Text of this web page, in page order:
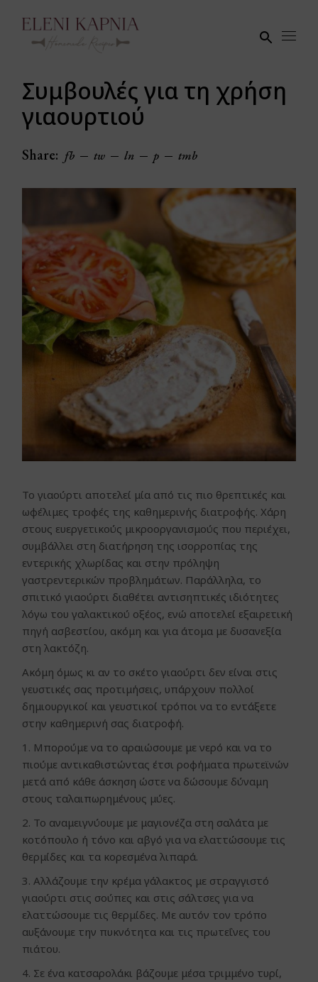
Συμβουλές για τη χρήση
γιαουρτιού
Share: fb tw ln p tmb
Το γιαούρτι αποτελεί μία από τις πιο θρεπτικές και
ωφέλιμες τροφές της καθημερινής διατροφής. Χάρη
στους ευεργετικούς μικροοργανισμούς που περιέχει,
συμβάλλει στη διατήρηση της ισορροπίας της
εντερικής χλωρίδας και στην πρόληψη
γαστρεντερικών προβλημάτων. Παράλληλα, το
σπιτικό γιαούρτι διαθέτει αντισηπτικές ιδιότητες
λόγω του γαλακτικού οξέος, ενώ αποτελεί εξαιρετική
πηγή ασβεστίου, ακόμη και για άτομα με δυσανεξία
στη λακτόζη.
Ακόμη όμως κι αν το σκέτο γιαούρτι δεν είναι στις
γευστικές σας προτιμήσεις, υπάρχουν πολλοί
δημιουργικοί και γευστικοί τρόποι να το εντάξετε
στην καθημερινή σας διατροφή.
1. Μπορούμε να το αραιώσουμε με νερό και να το
πιούμε αντικαθιστώντας έτσι ροφήματα πρωτεϊνών
μετά από κάθε άσκηση ώστε να δώσουμε δύναμη
στους ταλαιπωρημένους μύες.
2. Το αναμειγνύουμε με μαγιονέζα στη σαλάτα με
κοτόπουλο ή τόνο και αβγό για να ελαττώσουμε τις
θερμίδες και τα κορεσμένα λιπαρά.
3. Αλλάζουμε την κρέμα γάλακτος με στραγγιστό
γιαούρτι στις σούπες και στις σάλτσες για να
ελαττώσουμε τις θερμίδες. Με αυτόν τον τρόπο
αυξάνουμε την πυκνότητα και τις πρωτεΐνες του
πιάτου.
4. Σε ένα κατσαρολάκι βάζουμε μέσα τριμμένο τυρί,